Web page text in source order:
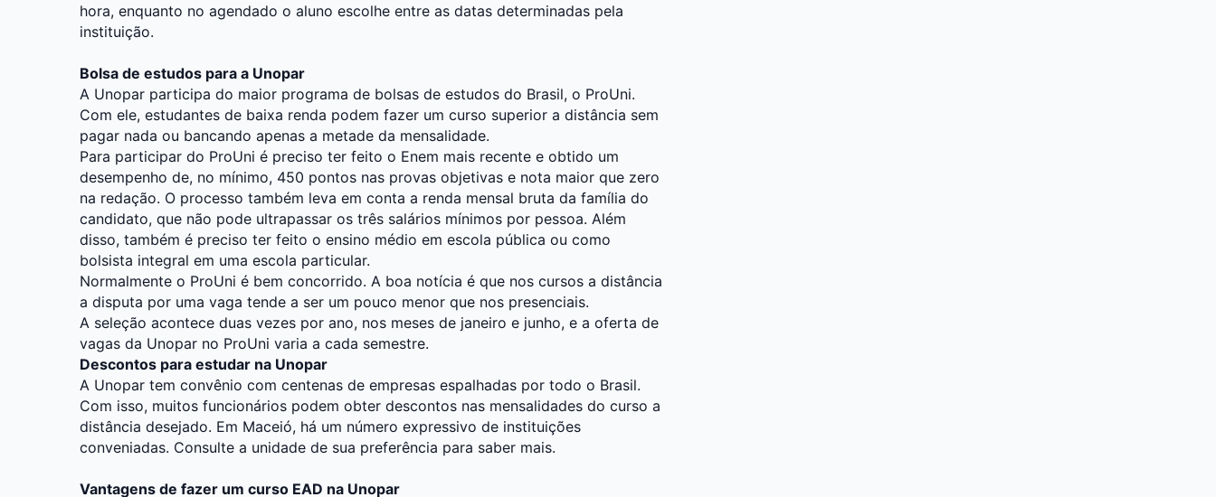
hora, enquanto no agendado o aluno escolhe entre as datas determinadas pela
instituição.
Bolsa de estudos para a Unopar
A Unopar participa do maior programa de bolsas de estudos do Brasil, o ProUni.
Com ele, estudantes de baixa renda podem fazer um curso superior a distância sem
pagar nada ou bancando apenas a metade da mensalidade.
Para participar do ProUni é preciso ter feito o Enem mais recente e obtido um
desempenho de, no mínimo, 450 pontos nas provas objetivas e nota maior que zero
na redação. O processo também leva em conta a renda mensal bruta da família do
candidato, que não pode ultrapassar os três salários mínimos por pessoa. Além
disso, também é preciso ter feito o ensino médio em escola pública ou como
bolsista integral em uma escola particular.
Normalmente o ProUni é bem concorrido. A boa notícia é que nos cursos a distância
a disputa por uma vaga tende a ser um pouco menor que nos presenciais.
A seleção acontece duas vezes por ano, nos meses de janeiro e junho, e a oferta de
vagas da Unopar no ProUni varia a cada semestre.
Descontos para estudar na Unopar
A Unopar tem convênio com centenas de empresas espalhadas por todo o Brasil.
Com isso, muitos funcionários podem obter descontos nas mensalidades do curso a
distância desejado. Em Maceió, há um número expressivo de instituições
conveniadas. Consulte a unidade de sua preferência para saber mais.
Vantagens de fazer um curso EAD na Unopar